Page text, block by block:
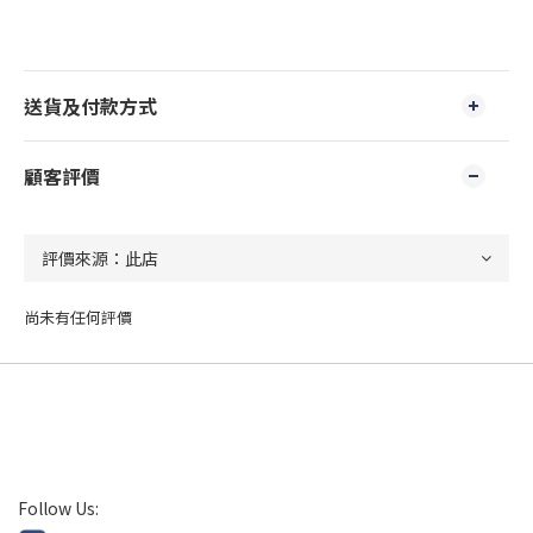
送貨及付款方式
顧客評價
尚未有任何評價
Follow Us: